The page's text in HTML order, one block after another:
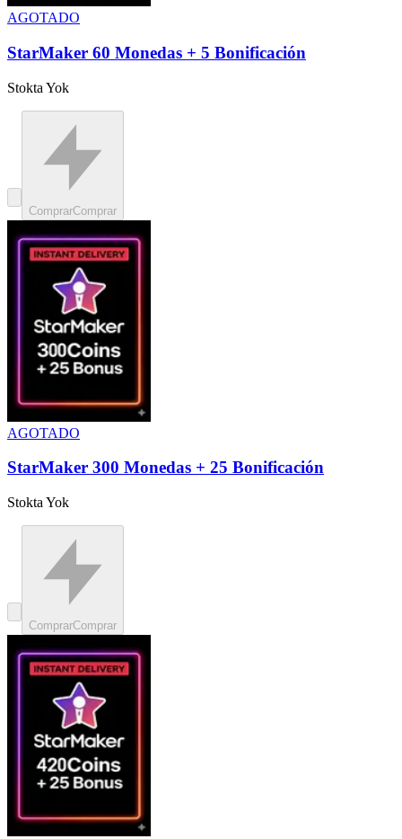
AGOTADO
StarMaker 60 Monedas + 5 Bonificación
Stokta Yok
ComprarComprar
AGOTADO
StarMaker 300 Monedas + 25 Bonificación
Stokta Yok
ComprarComprar